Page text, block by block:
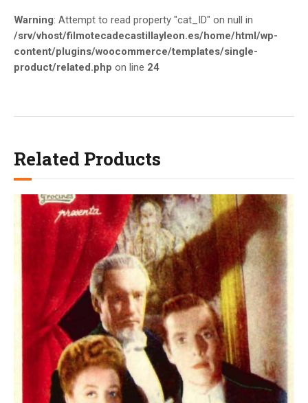
Warning: Attempt to read property "cat_ID" on null in
/srv/vhost/filmotecadecastillayleon.es/home/html/wp-
content/plugins/woocommerce/templates/single-
product/related.php on line 24
Related Products